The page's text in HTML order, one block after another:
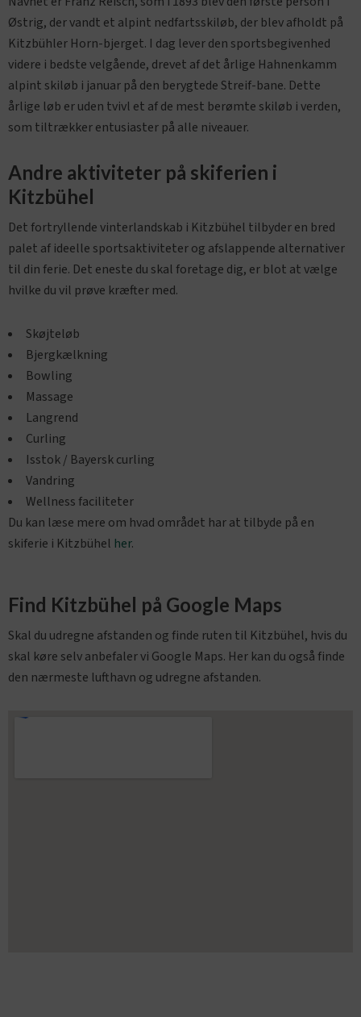
Østrig, der vandt et alpint nedfartsskiløb, der blev afholdt på
Kitzbühler Horn-bjerget. I dag lever den sportsbegivenhed
videre i bedste velgående, drevet af det årlige Hahnenkamm
alpint skiløb i januar på den berygtede Streif-bane. Dette
årlige løb er uden tvivl et af de mest berømte skiløb i verden,
som tiltrækker entusiaster på alle niveauer.
Andre aktiviteter på skiferien i
Kitzbühel
Det fortryllende vinterlandskab i Kitzbühel tilbyder en bred
palet af ideelle sportsaktiviteter og afslappende alternativer
til din ferie. Det eneste du skal foretage dig, er blot at vælge
hvilke du vil prøve kræfter med.
Skøjteløb
Bjergkælkning
Bowling
Massage
Langrend
Curling
Isstok / Bayersk curling
Vandring
Wellness faciliteter
Du kan læse mere om hvad området har at tilbyde på en
skiferie i Kitzbühel her.
Find Kitzbühel på Google Maps
Skal du udregne afstanden og finde ruten til Kitzbühel, hvis du
skal køre selv anbefaler vi Google Maps. Her kan du også finde
den nærmeste lufthavn og udregne afstanden.